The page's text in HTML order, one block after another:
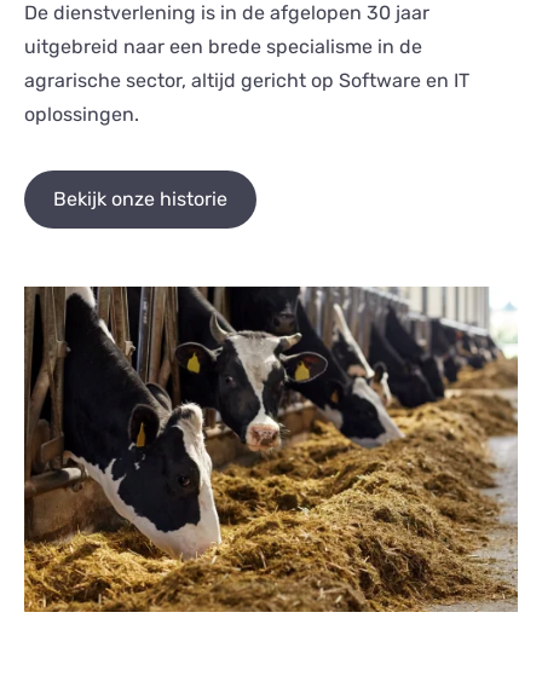
De dienstverlening is in de afgelopen 30 jaar
uitgebreid naar een brede specialisme in de
agrarische sector, altijd gericht op Software en IT
oplossingen.
Bekijk onze historie